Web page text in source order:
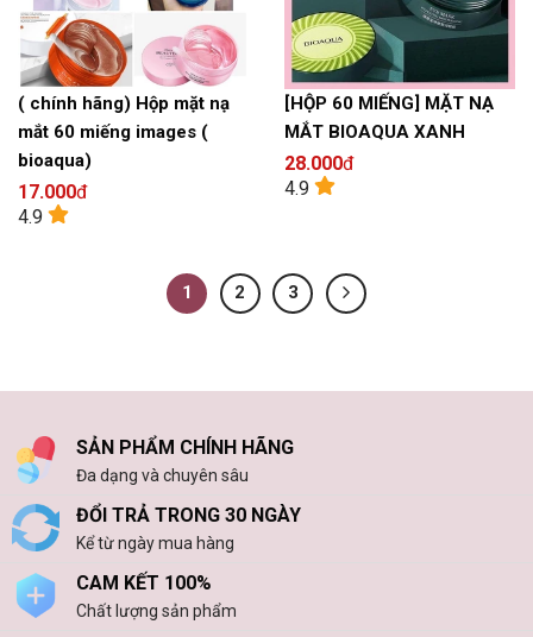
( chính hãng) Hộp mặt nạ
mắt 60 miếng images (
bioaqua)
17.000đ
4.9
[HỘP 60 MIẾNG] MẶT NẠ
MẮT BIOAQUA XANH
28.000đ
4.9
1 2 3
SẢN PHẨM CHÍNH HÃNG
Đa dạng và chuyên sâu
ĐỔI TRẢ TRONG 30 NGÀY
Kể từ ngày mua hàng
CAM KẾT 100%
Chất lượng sản phẩm